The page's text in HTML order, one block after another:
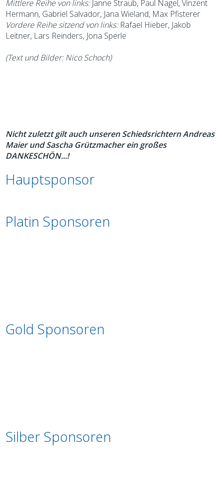
Mittlere Reihe von links:Janne Straub, Paul Nagel, Vinzent
Hermann, Gabriel Salvador, Jana Wieland, Max Pfisterer
Vordere Reihe sitzend von links: Rafael Hieber, Jakob
Leitner, Lars Reinders, Jona Sperle
(Text und Bilder: Nico Schoch)
Nicht zuletzt gilt auch unseren Schiedsrichtern Andreas
Maier und Sascha Grützmacher ein großes
DANKESCHÖN...!
Hauptsponsor
Platin Sponsoren
Gold Sponsoren
Silber Sponsoren